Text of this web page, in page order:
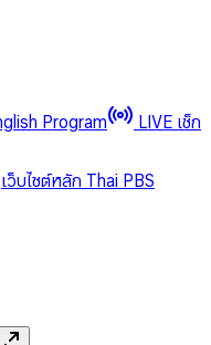
Program
LIVE เช็ก
เว็บไซต์หลัก Thai PBS